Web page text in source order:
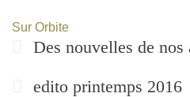
Sur Orbite
Des nouvelles de nos
edito printemps 2016